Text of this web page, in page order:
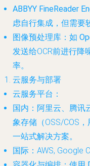
ABBYY FineReader
虑自行集成，但需要
图像预处理库 ：如
发送给OCR前进行降
率。
云服务与部署
云服务平台 ：
国内 ：阿里云、腾
象存储（OSS/COS
一站式解决方案。
国际 ：AWS, Google